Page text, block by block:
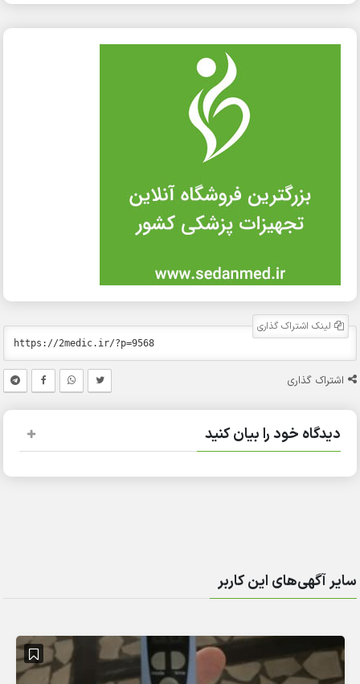
لینک اشتراک گذاری
اشتراک گذاری
دیدگاه خود را بیان کنید
سایر آگهی‌های این کاربر